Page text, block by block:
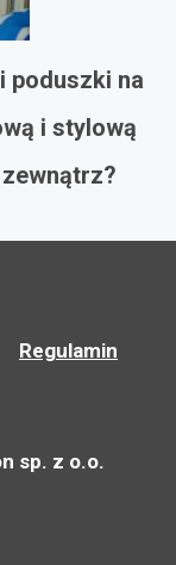
poduszki na
i stylową
Regulamin
sp. z o.o.